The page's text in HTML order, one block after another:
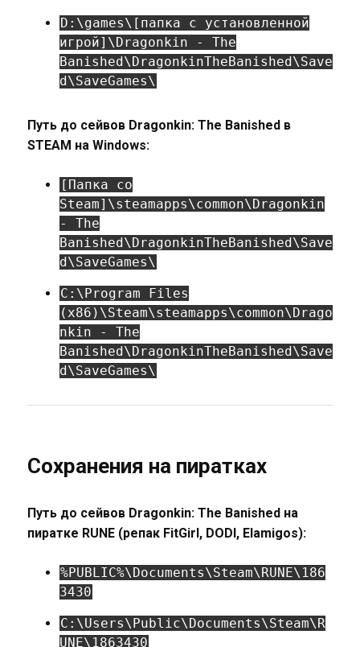
D:\games\[папка с установленной
игрой]\Dragonkin - The
Banished\DragonkinTheBanished\Save
d\SaveGames\
Путь до сейвов Dragonkin: The Banished в
STEAM на Windows:
[Папка со
Steam]\steamapps\common\Dragonkin
- The
Banished\DragonkinTheBanished\Save
d\SaveGames\
C:\Program Files
(x86)\Steam\steamapps\common\Drago
nkin - The
Banished\DragonkinTheBanished\Save
d\SaveGames\
Сохранения на пиратках
Путь до сейвов Dragonkin: The Banished на
пиратке RUNE (репак FitGirl, DODI, Elamigos):
%PUBLIC%\Documents\Steam\RUNE\186
3430
C:\Users\Public\Documents\Steam\R
UNE\1863430